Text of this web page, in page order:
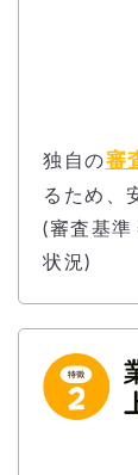
独自の審
るため、
(審査基準
状況)